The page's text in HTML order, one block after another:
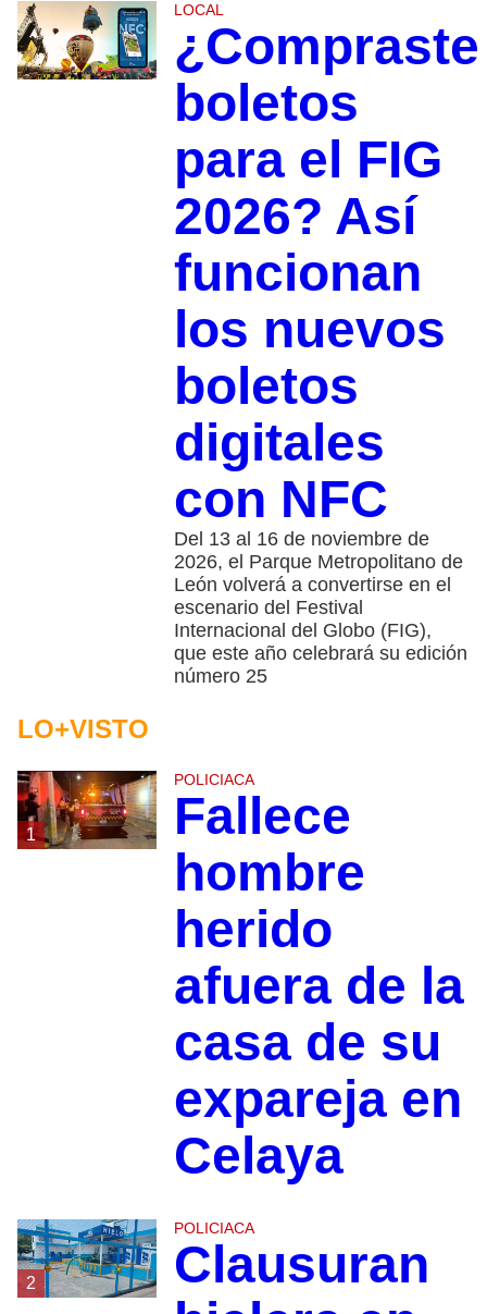
LOCAL
¿Compraste
boletos
para el FIG
2026? Así
funcionan
los nuevos
boletos
digitales
con NFC
Del 13 al 16 de noviembre de
2026, el Parque Metropolitano de
León volverá a convertirse en el
escenario del Festival
Internacional del Globo (FIG),
que este año celebrará su edición
número 25
LO+VISTO
1
POLICIACA
Fallece
hombre
herido
afuera de la
casa de su
expareja en
Celaya
2
POLICIACA
Clausuran